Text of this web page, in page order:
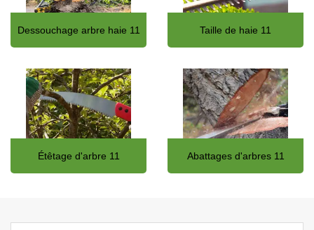
Dessouchage arbre haie 11 Taille de haie 11
Étêtage d'arbre 11 Abattages d'arbres 11